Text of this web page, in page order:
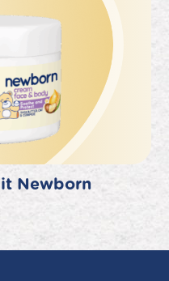
Newborn